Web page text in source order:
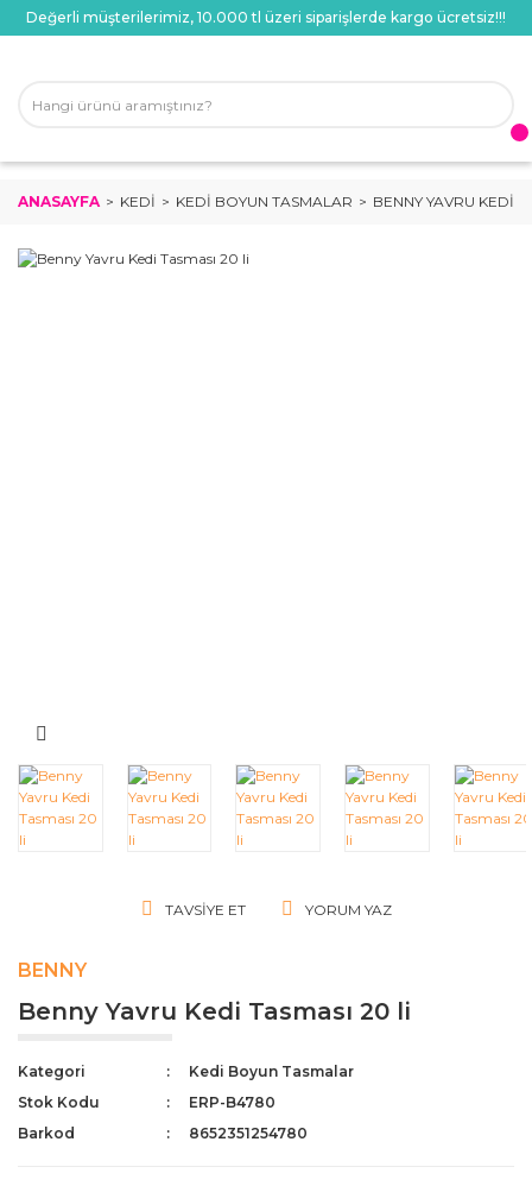
Değerli müşterilerimiz, 10.000 tl üzeri siparişlerde kargo ücretsiz!!!
ANASAYFA KEDI KEDI BOYUN TASMALAR BENNY YAVRU KEDI
TAVSIYE ET YORUM YAZ
BENNY
Benny Yavru Kedi Tasması 20 li
Kategori
Kedi Boyun Tasmalar
Stok Kodu
ERP-B4780
Barkod
8652351254780